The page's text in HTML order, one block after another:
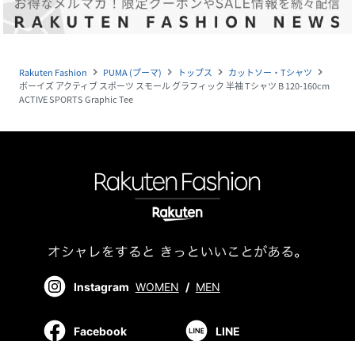
Rakuten Fashion navigate_next PUMA (プーマ) navigate_next トップス navigate_next カットソー・Tシャツ navigate_next
ボーイズ アクティブ スポーツ スモール グラフィック 半袖 Tシャツ B 120-160cm
ACTIVE SPORTS Graphic Tee
Instagram WOMEN / MEN
Facebook LINE